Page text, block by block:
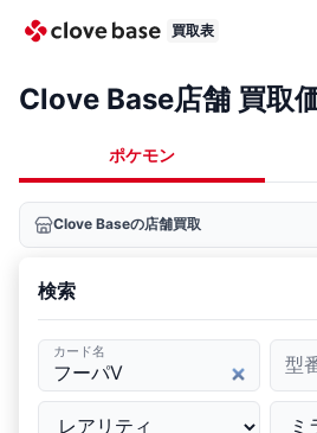
買取表
Clove Base店舗 買取
ポケモン
Clove Baseの店舗買取
検索
カード名
型